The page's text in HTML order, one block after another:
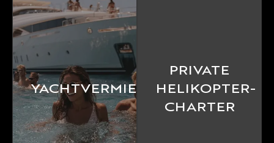
YACHTVERMIETUNG
PRIVATE
HELIKOPTER-
CHARTER